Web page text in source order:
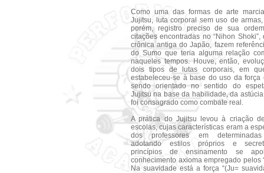
Como uma das formas de arte
Jujitsu, luta corporal sem uso de
porém, registro preciso de sua
citações encontradas no “Nihon
crônica antiga do Japão, fazem
do Sumo que teria alguma relação
naqueles tempos. Houve, então,
dois tipos de lutas corporais, em
estabeleceu-se à base do uso da força
sendo orientado no sentido do
Jujitsu na base da habilidade, da
foi consagrado como combate real.
A prática do Jujitsu levou à criação
escolas, cujas características eram a
dos professores em
adotando estilos próprios e
princípios de ensinamento se
conhecimento axioma empregado pelos
Na suavidade está a força “(Ju=